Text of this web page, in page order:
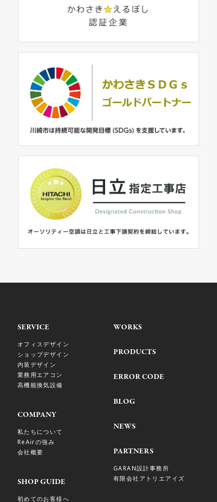
SERVICE
オフィスデザイン
ショップデザイン
内装デザイン
業務用エアコン
高機能換気設備
COMPANY
私たちについて
ReAirの強み
会社概要
SHOP GUIDE
初めてのお客様へ
WORKS
PRODUCTS
ERROR CODE
BLOG
NEWS
PARTNERS
GARAN設計事務所
有限会社アトリエアイズ